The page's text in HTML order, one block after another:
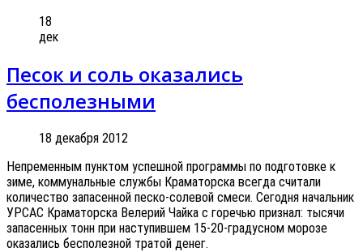
18
дек
Песок и соль оказались
бесполезными
18 декабря 2012
Непременным пунктом успешной программы по подготовке к
зиме, коммунальные службы Краматорска всегда считали
количество запасенной песко-солевой смеси. Сегодня начальник
УРСАС Краматорска Велерий Чайка с горечью признал: тысячи
запасенных тонн при наступившем 15-20-градусном морозе
оказались бесполезной тратой денег.